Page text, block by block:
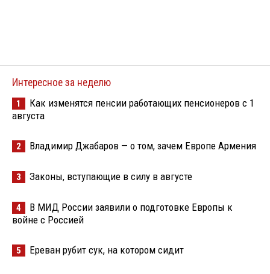
Интересное за неделю
1
Как изменятся пенсии работающих пенсионеров с 1
августа
2 Владимир Джабаров — о том, зачем Европе Армения
3 Законы, вступающие в силу в августе
4
В МИД России заявили о подготовке Европы к
войне с Россией
5 Ереван рубит сук, на котором сидит